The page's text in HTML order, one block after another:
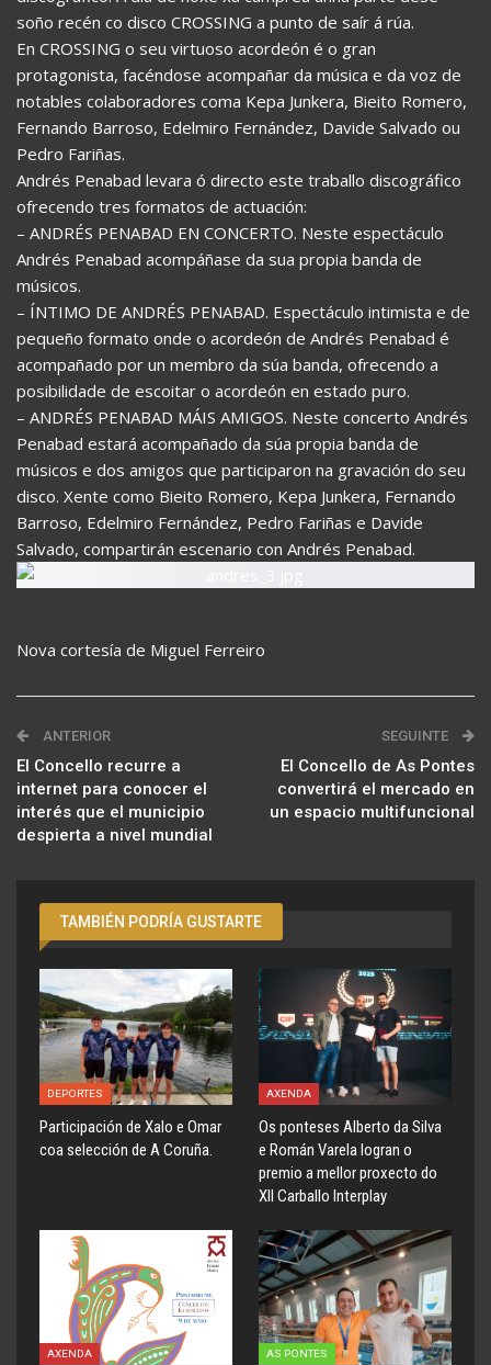
soño recén co disco CROSSING a punto de saír á rúa.
En CROSSING o seu virtuoso acordeón é o gran
protagonista, facéndose acompañar da música e da voz de
notables colaboradores coma Kepa Junkera, Bieito Romero,
Fernando Barroso, Edelmiro Fernández, Davide Salvado ou
Pedro Fariñas.
Andrés Penabad levara ó directo este traballo discográfico
ofrecendo tres formatos de actuación:
– ANDRÉS PENABAD EN CONCERTO. Neste espectáculo
Andrés Penabad acompáñase da sua propia banda de
músicos.
– ÍNTIMO DE ANDRÉS PENABAD. Espectáculo intimista e de
pequeño formato onde o acordeón de Andrés Penabad é
acompañado por un membro da súa banda, ofrecendo a
posibilidade de escoitar o acordeón en estado puro.
– ANDRÉS PENABAD MÁIS AMIGOS. Neste concerto Andrés
Penabad estará acompañado da súa propia banda de
músicos e dos amigos que participaron na gravación do seu
disco. Xente como Bieito Romero, Kepa Junkera, Fernando
Barroso, Edelmiro Fernández, Pedro Fariñas e Davide
Salvado, compartirán escenario con Andrés Penabad.
Nova cortesía de Miguel Ferreiro
ANTERIOR
El Concello recurre a
internet para conocer el
interés que el municipio
despierta a nivel mundial
SEGUINTE
El Concello de As Pontes
convertirá el mercado en
un espacio multifuncional
TAMBIÉN PODRÍA GUSTARTE
DEPORTES
Participación de Xalo e Omar
coa selección de A Coruña.
AXENDA
Os ponteses Alberto da Silva
e Román Varela logran o
premio a mellor proxecto do
XII Carballo Interplay
AXENDA AS PONTES